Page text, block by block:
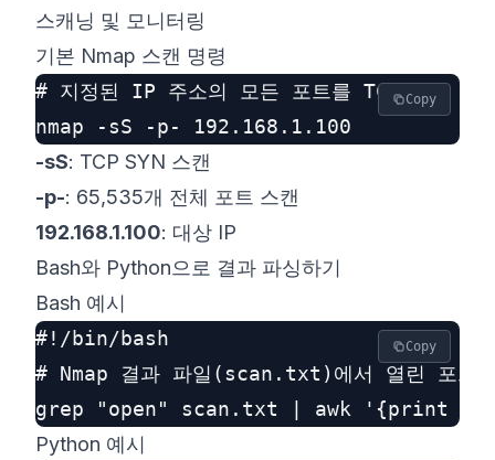
스캐닝 및 모니터링
기본 Nmap 스캔 명령
# 지정된 IP 주소의 모든 포트를 TCP SYN 방
Copy
-sS: TCP SYN 스캔
-p-: 65,535개 전체 포트 스캔
192.168.1.100: 대상 IP
Bash와 Python으로 결과 파싱하기
Bash 예시
#!/bin/bash
# Nmap 결과 파일(scan.txt)에서 열린 포트
Copy
Python 예시